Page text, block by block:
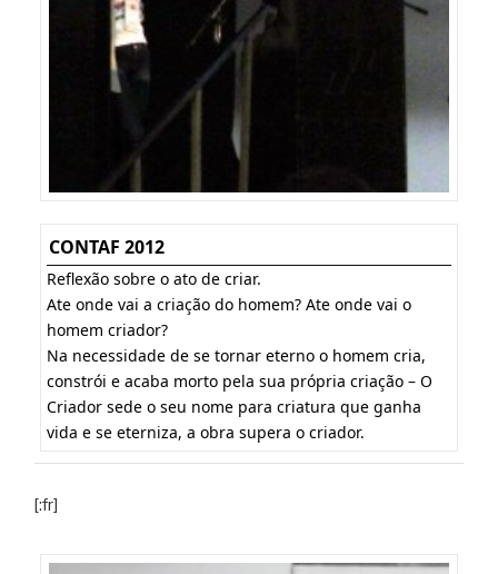
CONTAF 2012
Reflexão sobre o ato de criar.
Ate onde vai a criação do homem? Ate onde vai o
homem criador?
Na necessidade de se tornar eterno o homem cria,
constrói e acaba morto pela sua própria criação – O
Criador sede o seu nome para criatura que ganha
vida e se eterniza, a obra supera o criador.
[:fr]